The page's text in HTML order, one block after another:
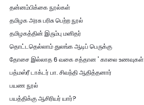
தன்னம்பிக்கை நூல்கள்
தமிழக அரசு பரிசு பெற்ற நூல்
தமிழகத்தின் இரும்பு மனிதர்
தொட்டதெல்லாம் துலங்க ஆடிப் பெருக்கு
தோசை இல்லாத 6 வகை சத்தான ' காலை உணவுகள்
பத்மஸ்ரீ டாக்டர் பா. சிவந்தி ஆதித்தனார்
பயண நூல்
பயத்திக்கு ஆசிரியர் யார்?